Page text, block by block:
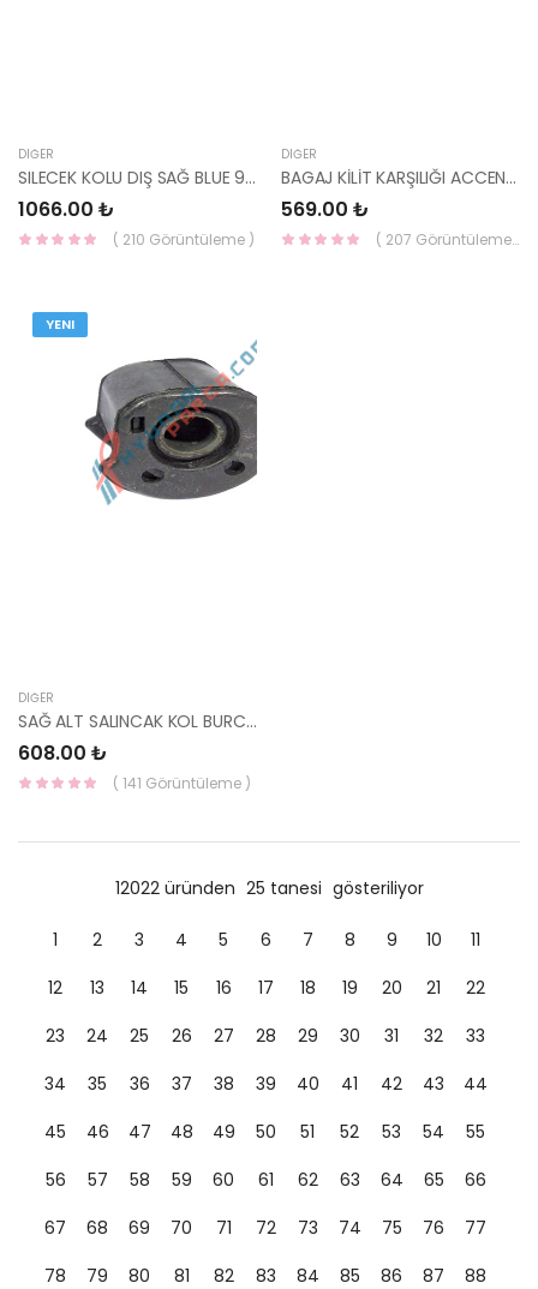
DIĞER
SILECEK KOLU DIŞ SAĞ BLUE 98320-1R000-HMC
1066.00 ₺
( 210 Görüntüleme )
DIĞER
BAGAJ KİLİT KARŞILIĞI ACCENT 81210-22510-HMC
569.00 ₺
( 207 Görüntüleme )
YENI
DIĞER
SAĞ ALT SALINCAK KOL BURCU ACCENT 54556-22102-KORE
608.00 ₺
( 141 Görüntüleme )
12022 üründen 25 tanesi gösteriliyor
1 2 3 4 5 6 7 8 9 10
11
12
13 14 15 16 17 18 19 20 21
22
23
24 25 26 27 28 29 30 31 32
33
34
35 36 37 38 39 40 41 42 43
44
45
46 47 48 49 50 51 52 53 54
55
56
57 58 59 60 61 62 63 64 65
66
67
68 69 70 71 72 73 74 75 76
77
78
79 80 81 82 83 84 85 86 87
88